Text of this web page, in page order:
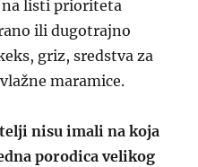
na listi prioriteta
ili dugotrajno
griz, sredstva za
maramice.
nisu imali na koja
porodica velikog